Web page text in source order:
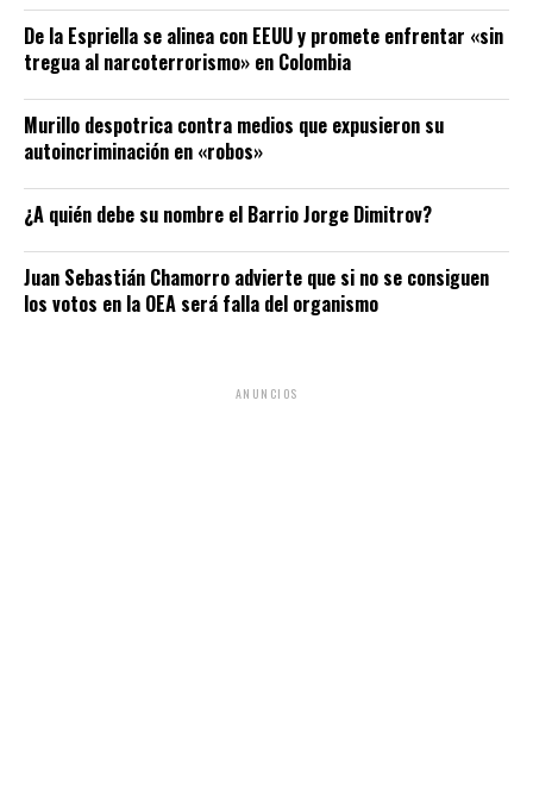
De la Espriella se alinea con EEUU y promete enfrentar «sin
tregua al narcoterrorismo» en Colombia
Murillo despotrica contra medios que expusieron su
autoincriminación en «robos»
¿A quién debe su nombre el Barrio Jorge Dimitrov?
Juan Sebastián Chamorro advierte que si no se consiguen
los votos en la OEA será falla del organismo
ANUNCIOS